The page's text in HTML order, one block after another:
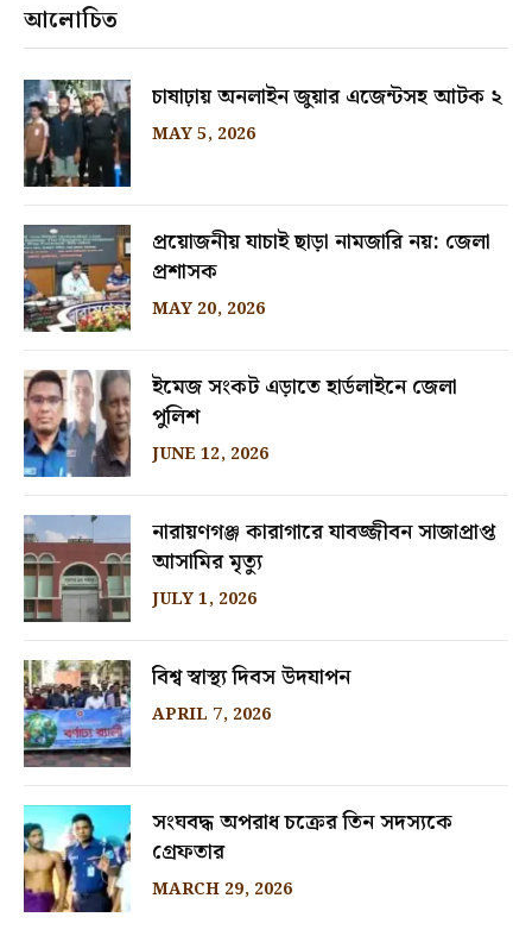
আলোচিত
চাষাঢ়ায় অনলাইন জুয়ার এজেন্টসহ আটক ২
MAY 5, 2026
প্রয়োজনীয় যাচাই ছাড়া নামজারি নয়: জেলা
প্রশাসক
MAY 20, 2026
ইমেজ সংকট এড়াতে হার্ডলাইনে জেলা
পুলিশ
JUNE 12, 2026
নারায়ণগঞ্জ কারাগারে যাবজ্জীবন সাজাপ্রাপ্ত
আসামির মৃত্যু
JULY 1, 2026
বিশ্ব স্বাস্থ্য দিবস উদযাপন
APRIL 7, 2026
সংঘবদ্ধ অপরাধ চক্রের তিন সদস্যকে
গ্রেফতার
MARCH 29, 2026